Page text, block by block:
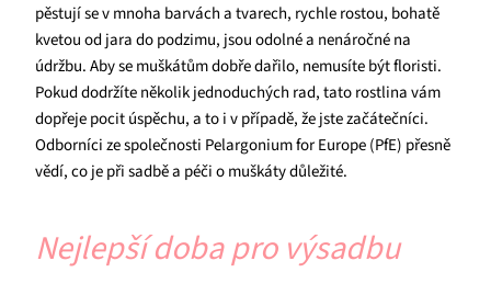
pěstují se v mnoha barvách a tvarech, rychle rostou, bohatě
kvetou od jara do podzimu, jsou odolné a nenáročné na
údržbu. Aby se muškátům dobře dařilo, nemusíte být floristi.
Pokud dodržíte několik jednoduchých rad, tato rostlina vám
dopřeje pocit úspěchu, a to i v případě, že jste začátečníci.
Odborníci ze společnosti Pelargonium for Europe (PfE) přesně
vědí, co je při sadbě a péči o muškáty důležité.
Nejlepší doba pro výsadbu